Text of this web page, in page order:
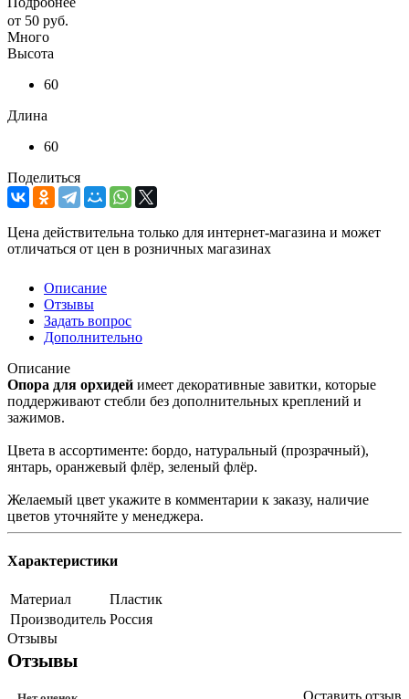
от 50 руб.
Много
Высота
60
Длина
60
Поделиться
Цена действительна только для интернет-магазина и может
отличаться от цен в розничных магазинах
Описание
Отзывы
Задать вопрос
Дополнительно
Описание
Опора для орхидей имеет декоративные завитки, которые
поддерживают стебли без дополнительных креплений и
зажимов.
Цвета в ассортименте: бордо, натуральный (прозрачный),
янтарь, оранжевый флёр, зеленый флёр.
Желаемый цвет укажите в комментарии к заказу, наличие
цветов уточняйте у менеджера.
Характеристики
Материал
Пластик
Производитель Россия
Отзывы
Отзывы
Оставить отзыв